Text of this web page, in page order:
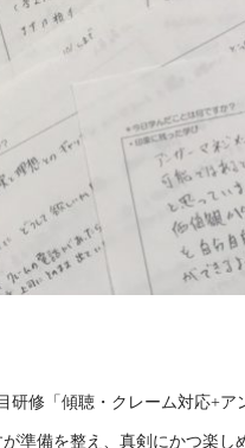
研修「傾聴・クレーム対応+
準備を整え、真剣にかつ楽